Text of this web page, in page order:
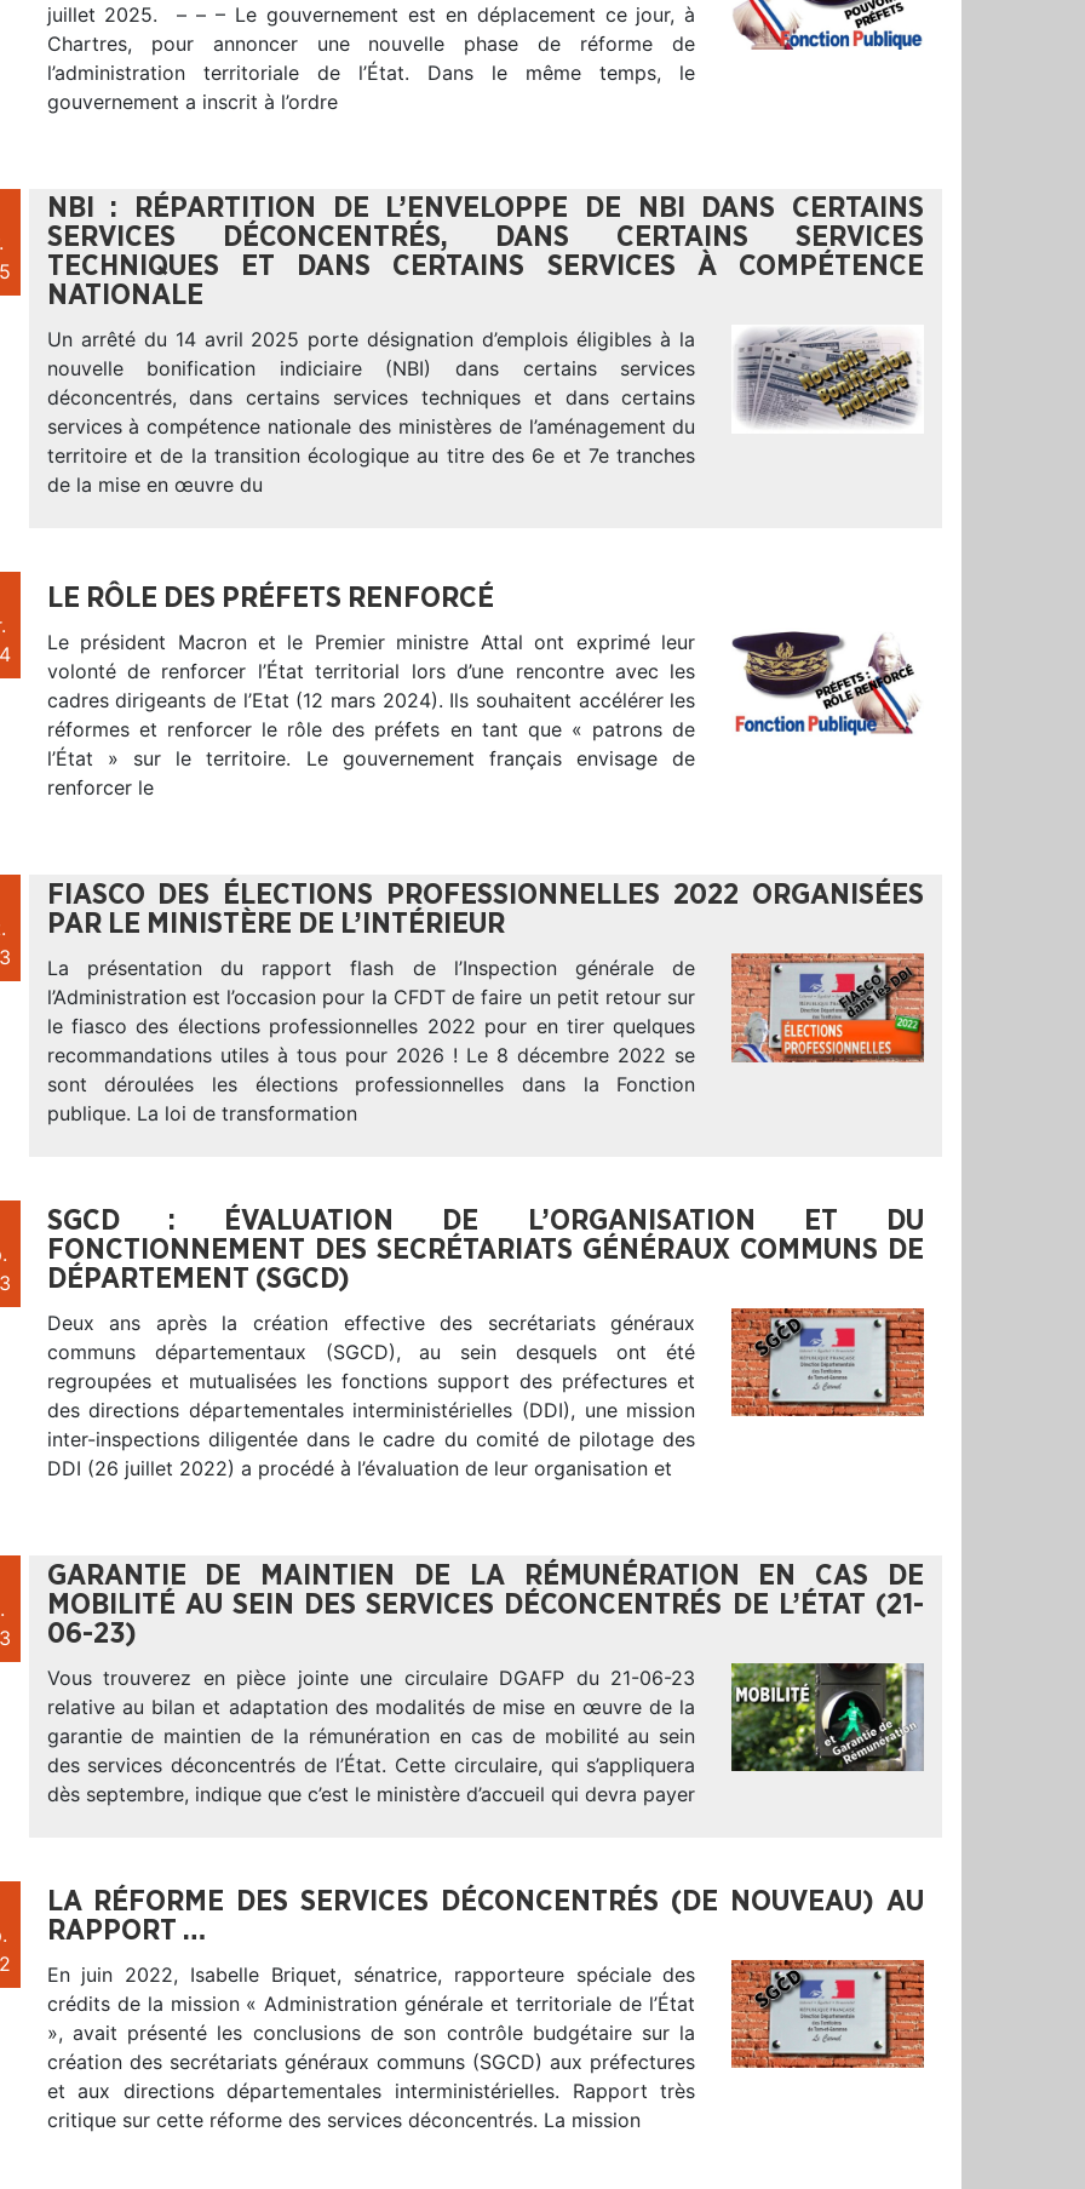
juillet 2025. – – – Le gouvernement est en déplacement ce jour, à
Chartres, pour annoncer une nouvelle phase de réforme de
l’administration territoriale de l’État. Dans le même temps, le
gouvernement a inscrit à l’ordre
NBI : RÉPARTITION DE L’ENVELOPPE DE NBI DANS CERTAINS
SERVICES DÉCONCENTRÉS, DANS CERTAINS SERVICES
TECHNIQUES ET DANS CERTAINS SERVICES À COMPÉTENCE
NATIONALE
Un arrêté du 14 avril 2025 porte désignation d’emplois éligibles à la
nouvelle bonification indiciaire (NBI) dans certains services
déconcentrés, dans certains services techniques et dans certains
services à compétence nationale des ministères de l’aménagement du
territoire et de la transition écologique au titre des 6e et 7e tranches
de la mise en œuvre du
LE RÔLE DES PRÉFETS RENFORCÉ
Le président Macron et le Premier ministre Attal ont exprimé leur
volonté de renforcer l’État territorial lors d’une rencontre avec les
cadres dirigeants de l’Etat (12 mars 2024). Ils souhaitent accélérer les
réformes et renforcer le rôle des préfets en tant que « patrons de
l’État » sur le territoire. Le gouvernement français envisage de
renforcer le
FIASCO DES ÉLECTIONS PROFESSIONNELLES 2022 ORGANISÉES
PAR LE MINISTÈRE DE L’INTÉRIEUR
La présentation du rapport flash de l’Inspection générale de
l’Administration est l’occasion pour la CFDT de faire un petit retour sur
le fiasco des élections professionnelles 2022 pour en tirer quelques
recommandations utiles à tous pour 2026 ! Le 8 décembre 2022 se
sont déroulées les élections professionnelles dans la Fonction
publique. La loi de transformation
SGCD : ÉVALUATION DE L’ORGANISATION ET DU
FONCTIONNEMENT DES SECRÉTARIATS GÉNÉRAUX COMMUNS DE
DÉPARTEMENT (SGCD)
Deux ans après la création effective des secrétariats généraux
communs départementaux (SGCD), au sein desquels ont été
regroupées et mutualisées les fonctions support des préfectures et
des directions départementales interministérielles (DDI), une mission
inter-inspections diligentée dans le cadre du comité de pilotage des
DDI (26 juillet 2022) a procédé à l’évaluation de leur organisation et
GARANTIE DE MAINTIEN DE LA RÉMUNÉRATION EN CAS DE
MOBILITÉ AU SEIN DES SERVICES DÉCONCENTRÉS DE L’ÉTAT (21-
06-23)
Vous trouverez en pièce jointe une circulaire DGAFP du 21-06-23
relative au bilan et adaptation des modalités de mise en œuvre de la
garantie de maintien de la rémunération en cas de mobilité au sein
des services déconcentrés de l’État. Cette circulaire, qui s’appliquera
dès septembre, indique que c’est le ministère d’accueil qui devra payer
LA RÉFORME DES SERVICES DÉCONCENTRÉS (DE NOUVEAU) AU
RAPPORT …
En juin 2022, Isabelle Briquet, sénatrice, rapporteure spéciale des
crédits de la mission « Administration générale et territoriale de l’État
», avait présenté les conclusions de son contrôle budgétaire sur la
création des secrétariats généraux communs (SGCD) aux préfectures
et aux directions départementales interministérielles. Rapport très
critique sur cette réforme des services déconcentrés. La mission